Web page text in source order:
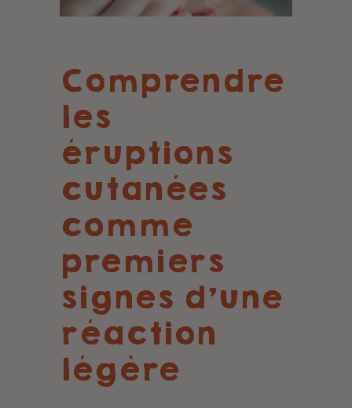
Comprendre
les
éruptions
cutanées
comme
premiers
signes d'une
réaction
légère